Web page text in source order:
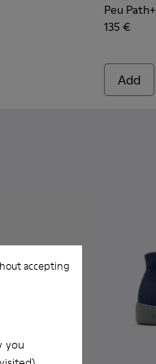
you
accepting
Peu Path+
135 €
Add